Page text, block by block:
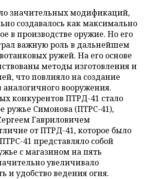
значительных модификаций,
создавалось как максимально
в производстве оружие. Но его
важную роль в дальнейшем
ружей. На его основе
методы изготовления и
что повлияло на создание
аналогичного вооружения.
конкурентов ПТРД-41 стало
ружье Симонова (ПТРС-41),
Гавриловичем
от ПТРД-41, которое было
41 представляло собой
с магазином на пять
увеличивало
и удобство ведения огня.